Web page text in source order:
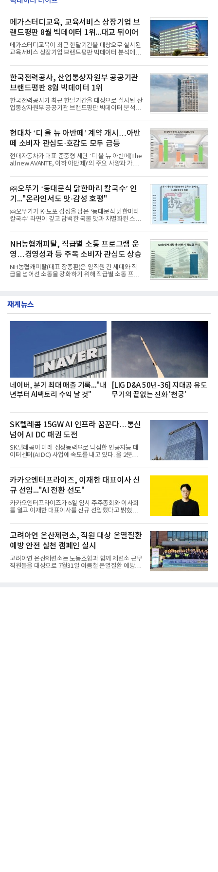
메가스터디교육, 교육서비스 상장기업 브
랜드평판 8월 빅데이터 1위...대교 뒤이어
메가스터디교육이 최근 한달기간을 대상으로 실시된
교육서비스 상장기업 브랜드평판 빅데이터 분석에서
일 한국기업평판연구소(소장 구창환)는 국내 교육서
비스 상장기업 브랜드를 대상으로 지난 7월 7일부터
8월 7일까지 수집된 소비자 빅데이터 10,074,233건
을 분석한 결과, 메가스터디교육이 브랜드평판지수
1,710,926을 기록하며 8월 1위에 올랐다고 밝혔다.
분석에 활용된 빅데이터는 지난 7월(9,491,206건) 대
비 6.14% 증가한 수치로, 교육서비스 상장기업 브랜
디교육, 대교, 디지
한국전력공사, 산업통상자원부 공공기관
브랜드평판 8월 빅데이터 1위
한국전력공사가 최근 한달기간을 대상으로 실시된 산
업통상자원부 공공기관 브랜드평판 빅데이터 분석에
이 순으로 뒤를 이었다.7일 한국기업평판연구소(소장
구창환)는 산업통상자원부 공공기관 41개 브랜드를
대상으로 지난 7월 7일부터 8월 7일까지 수집된 소비
자 빅데이터 91,102,549건을 분석한 결과, 한국전력
공사가 브랜드평판지수 10,670,633을 기록하며 8월
1위에 올랐다고 밝혔다. 분석에 활용된 빅데이터는 지
난 7월(88,893,823건) 대비 2.48% 증가한 수치다.연
수력원자력, 한국석
현대차 ‘디 올 뉴 아반떼’ 계약 개시…아반
떼 소비자 관심도·호감도 모두 급등
현대자동차가 대표 준중형 세단 ‘디 올 뉴 아반떼(The
all new AVANTE, 이하 아반떼)’의 주요 사양과 가격
떼는 6년 만에 선보이는 8세대 완전변경 모델로, ▲정
교한 선과 면을 중심으로 완성한 파격적인 디자인 ▲
과거 중형 세단 수준으로 확대된 차체 제원 ▲글로벌
최고 수준의 안전성 ▲성능과 효율을 동시에 높인 주
행 완성도 ▲첨단 편의 및 디지털 사양 적용 등을 통해
글로벌 준중형 세단의 새로운 기준을 세웠다.아반떼
는 가솔린 2.0과 1.6 하이브리드 두 가지 파워트레인
넘
㈜오뚜기 ‘동대문식 닭한마리 칼국수’ 인
기..."온라인서도 맛·감성 호평"
㈜오뚜기가 K-노포 감성을 담은 ‘동대문식 닭한마리
칼국수’ 라면이 깊고 담백한 국물 맛과 차별화된 스토
혔다.‘동대문식 닭한마리 칼국수’는 예상을 뛰어넘는
소비자 호응에 힘입어 지난 7월 13일 첫 선을 보인 지
단 18일 만에 누적 판매량 50만 개를 돌파하는 성과를
거두었다.이번 신제품은 개발진이 전국의 닭한마리
전문점을 직접 찾아 다니며 최적의 육수 비율을 완성
했다. 자극적이지 않으면서도 깊은 닭육수에 마늘의
개운한 풍미를 더했으며, 국물이 잘 배어들면서도 쫄
서도
NH농협캐피탈, 직급별 소통 프로그램 운
영…경영성과 등 주목 소비자 관심도 상승
NH농협캐피탈(대표 장종환)은 임직원 간 세대와 직
급을 넘어선 소통을 강화하기 위해 직급별 소통 프로
영지원부 홍보팀과 2026년 새로이(e)＊가 공동 주관
세대들로(과장~계장) 구성된 자율 참여조직으로, 조
직문화 혁신과 업무 효율성 향상을 위한 다양한 활동
을 추진하며,새로운 변화와 이로운 영향력을 조직전
반에 전파하는 역할
재계뉴스
네이버, 분기 최대 매출 기록..."내
년부터 AI팩토리 수익 날 것"
[LIG D&A 50년-36] 지대공 유도
무기의 끝없는 진화 '천궁'
SK텔레콤 15GW AI 인프라 꿈꾼다…통신
넘어 AI DC 패권 도전
SK텔레콤이 미래 성장동력으로 낙점한 인공지능 데
이터센터(AI DC) 사업에 속도를 내고 있다. 올 2분기
는 2035년까지 총 15GW(기가와트) 규모의 AI DC를
구축하겠다는 대형 청사진을 제시하면서다. 이에 따
라 경쟁 구도 역시 이동통신사인 KT, LG유플러스를
넘어 네이버, 삼성SDS 등 IT 인프라 기업으로 확장되
고 있다.7일 SK텔레콤에 따르면 회사는 올해 2분기
연결 기준 매출 4조 3591억원, 영업이익 5660억원을
기록했다. 매출은 전년 동기 대비 0.5%, 영업이익은
따른 기저효과가 실
카카오엔터프라이즈, 이재한 대표이사 신
규 선임..."AI 전환 선도"
카카오엔터프라이즈가 6일 임시 주주총회와 이사회
를 열고 이재한 대표이사를 신규 선임했다고 밝혔다.
엔터프라이즈에서 클라우드인프라·디지털전환(DX)
부문장과 사업부문장을 역임하며 전략 수립부터 사업
화까지 전 과정을 이끌어왔다. 카카오엔터프라이즈
합류 전에는 카카오의 시스템엔지니어링 리더로서 카
카오톡 인프라 아키텍처 설계와 운영을 담당한 경험
도 있다.카카오엔터프라이즈는 인공지능(AI), 클라우
드, 검색 등 카카오가 축적해온 기술력과 서비스 운영
고려아연 온산제련소, 직원 대상 온열질환
예방 안전 실천 캠페인 실시
고려아연 온산제련소는 노동조합과 함께 제련소 근무
직원들을 대상으로 7월31일 여름철 온열질환 예방을